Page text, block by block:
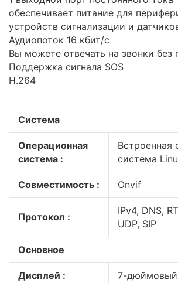
обеспечивает питание для
устройств сигнализации и
Аудиопоток 16 кбит/с
Вы можете отвечать на звонки
Поддержка сигнала SOS
Н.264
Система
Операционная
система :
Встроенная
система
Совместимость : Onvif
Протокол :
IPv4, DNS,
UDP, SIP
Основное
Дисплей : 7-дюймовый